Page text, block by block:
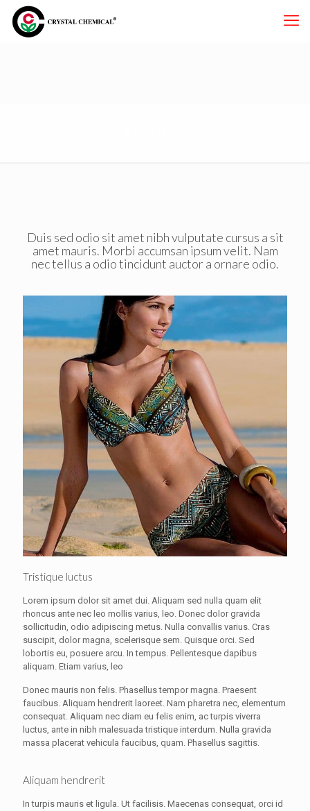
Duis sed odio sit amet nibh vulputate cursus a sit
amet mauris. Morbi accumsan ipsum velit. Nam
nec tellus a odio tincidunt auctor a ornare odio.
Tristique luctus
Lorem ipsum dolor sit amet dui. Aliquam sed nulla quam elit
rhoncus ante nec leo mollis varius, leo. Donec dolor gravida
sollicitudin, odio adipiscing metus. Nulla convallis varius. Cras
suscipit, dolor magna, scelerisque sem. Quisque orci. Sed
lobortis eu, posuere arcu. In tempus. Pellentesque dapibus
aliquam. Etiam varius, leo
Donec mauris non felis. Phasellus tempor magna. Praesent
faucibus. Aliquam hendrerit laoreet. Nam pharetra nec, elementum
consequat. Aliquam nec diam eu felis enim, ac turpis viverra
luctus, ante in nibh malesuada tristique interdum. Nulla gravida
massa placerat vehicula faucibus, quam. Phasellus sagittis.
Aliquam hendrerit
In turpis mauris et ligula. Ut facilisis. Maecenas consequat, orci id